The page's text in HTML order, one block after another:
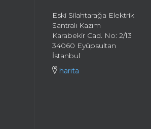
Eski Silahtarağa Elektrik
Santralı Kazım
Karabekir Cad. No: 2/13
34060 Eyüpsultan
İstanbul
harita